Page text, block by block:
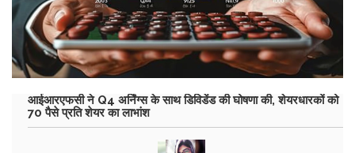
आईआरएफसी ने Q4 अर्निंग्स के साथ डिविडेंड की घोषणा की, शेयरधारकों को
70 पैसे प्रति शेयर का लाभांश